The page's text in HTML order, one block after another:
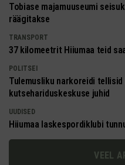
Tobiase majamuuseumi
räägitakse
TRANSPORT
37 kilomeetrit Hiiumaa teid
POLITSEI
Tulemusliku narkoreidi tellisid
kutsehariduskeskuse juhid
UUDISED
Hiiumaa laskespordiklubi
VEEL